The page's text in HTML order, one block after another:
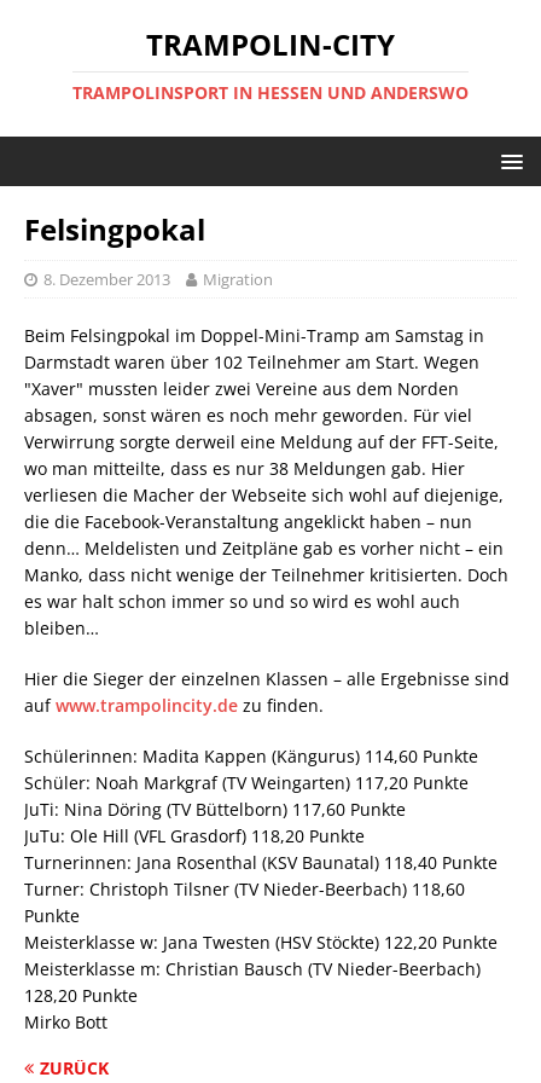
TRAMPOLIN-CITY
TRAMPOLINSPORT IN HESSEN UND ANDERSWO
Felsingpokal
8. Dezember 2013 Migration
Beim Felsingpokal im Doppel-Mini-Tramp am Samstag in
Darmstadt waren über 102 Teilnehmer am Start. Wegen
"Xaver" mussten leider zwei Vereine aus dem Norden
absagen, sonst wären es noch mehr geworden. Für viel
Verwirrung sorgte derweil eine Meldung auf der FFT-Seite,
wo man mitteilte, dass es nur 38 Meldungen gab. Hier
verliesen die Macher der Webseite sich wohl auf diejenige,
die die Facebook-Veranstaltung angeklickt haben – nun
denn… Meldelisten und Zeitpläne gab es vorher nicht – ein
Manko, dass nicht wenige der Teilnehmer kritisierten. Doch
es war halt schon immer so und so wird es wohl auch
bleiben…
Hier die Sieger der einzelnen Klassen – alle Ergebnisse sind
aufwww.trampolincity.de zu finden.
Schülerinnen: Madita Kappen (Kängurus) 114,60 Punkte
Schüler: Noah Markgraf (TV Weingarten) 117,20 Punkte
JuTi: Nina Döring (TV Büttelborn) 117,60 Punkte
JuTu: Ole Hill (VFL Grasdorf) 118,20 Punkte
Turnerinnen: Jana Rosenthal (KSV Baunatal) 118,40 Punkte
Turner: Christoph Tilsner (TV Nieder-Beerbach) 118,60
Punkte
Meisterklasse w: Jana Twesten (HSV Stöckte) 122,20 Punkte
Meisterklasse m: Christian Bausch (TV Nieder-Beerbach)
128,20 Punkte
Mirko Bott
ZURÜCK